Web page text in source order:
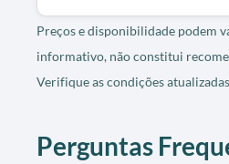
Preços e disponibilidade podem
informativo, não constitui
Verifique as condições
Perguntas